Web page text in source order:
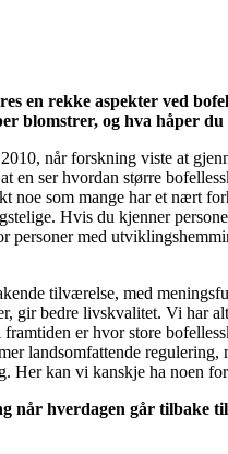
en rekke aspekter ved
blomstrer, og hva håper
når forskning viste at
en ser hvordan større
som mange har et nært
Hvis du kjenner
med
tilværelse, med
gir bedre livskvalitet. Vi har
er hvor store
landsomfattende
kan vi kanskje ha noen
når hverdagen går